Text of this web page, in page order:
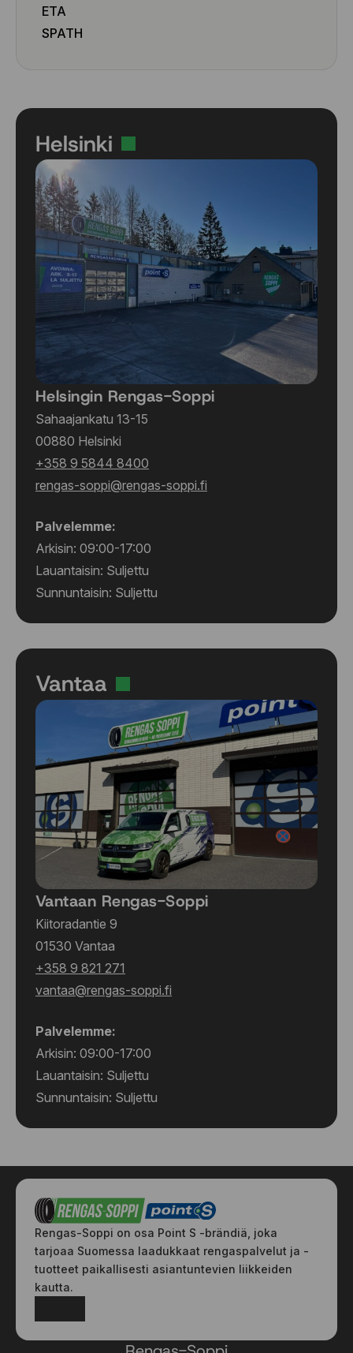
ETA
SPATH
Helsinki
Helsingin Rengas-Soppi
Sahaajankatu 13-15
00880 Helsinki
+358 9 5844 8400
rengas-soppi@rengas-soppi.fi
Palvelemme:
Arkisin: 09:00-17:00
Lauantaisin: Suljettu
Sunnuntaisin: Suljettu
Vantaa
Vantaan Rengas-Soppi
Kiitoradantie 9
01530 Vantaa
+358 9 821 271
vantaa@rengas-soppi.fi
Palvelemme:
Arkisin: 09:00-17:00
Lauantaisin: Suljettu
Sunnuntaisin: Suljettu
Rengas-Soppi on osa Point S -brändiä, joka
tarjoaa Suomessa laadukkaat rengaspalvelut ja -
tuotteet paikallisesti asiantuntevien liikkeiden
kautta.